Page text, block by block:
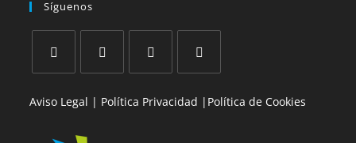
Síguenos
abre
abre
abre
abre
Aviso Legal | Política Privacidad | Política de Cookies